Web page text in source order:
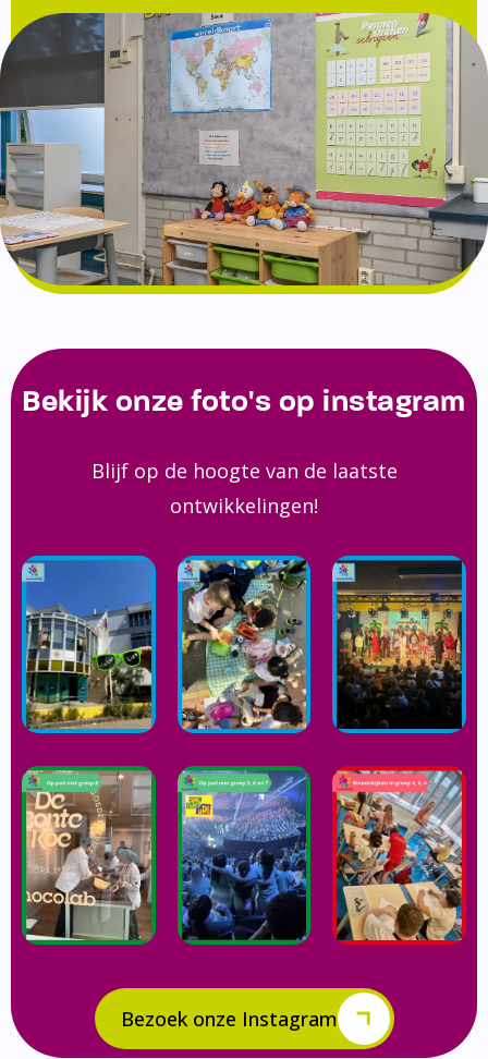
Bekijk onze foto's op instagram
Blijf op de hoogte van de laatste
ontwikkelingen!
Bezoek onze Instagram